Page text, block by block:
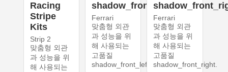
Racing
Stripe
Kits
Strip 2
맞춤형 외관
과 성능을 위
해 사용되는
shadow_front_left
Ferrari
맞춤형 외관
과 성능을 위
해 사용되는
고품질
shadow_front_left.
Ferrari
맞춤형 외관
과 성능을 위
해 사용되는
고품질
shadow_front_right.